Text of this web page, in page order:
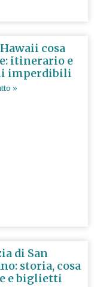
cosa
itinerario e
imperdibili
»
di San
storia, cosa
e biglietti